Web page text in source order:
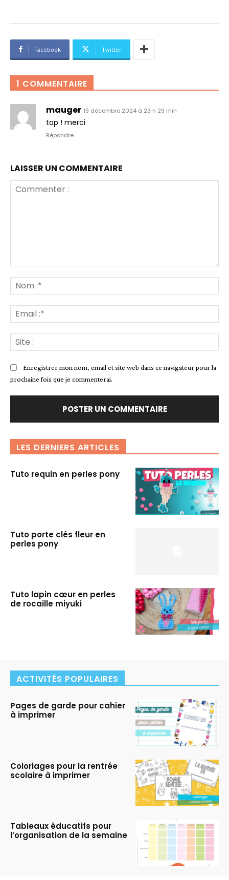
Facebook Twitter
1 COMMENTAIRE
mauger 19 décembre 2024 à 23 h 29 min
top ! merci
Répondre
LAISSER UN COMMENTAIRE
:*
:*
:
Enregistrer mon nom, email et site web dans ce navigateur pour la
prochaine fois que je commenterai.
LES DERNIERS ARTICLES
Tuto requin en perles pony
Tuto porte clés fleur en
perles pony
Tuto lapin cœur en perles
de rocaille miyuki
ACTIVITÉS POPULAIRES
Pages de garde pour cahier
à imprimer
Coloriages pour la rentrée
scolaire à imprimer
Tableaux éducatifs pour
l’organisation de la semaine